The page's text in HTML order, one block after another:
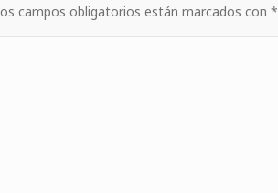
campos obligatorios están marcados con *